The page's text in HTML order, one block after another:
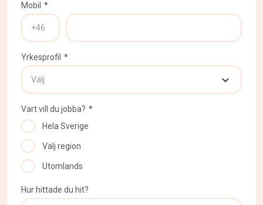
Mobil *
Yrkesprofil *
Vart vill du jobba? *
Hela Sverige
Välj region
Utomlands
Hur hittade du hit?